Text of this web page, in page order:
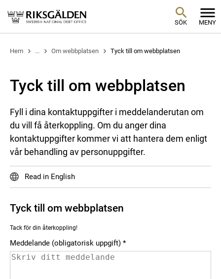
SÖK MENY
Hem ... Om webbplatsen Tyck till om webbplatsen
Tyck till om webbplatsen
Fyll i dina kontaktuppgifter i meddelanderutan om
du vill få återkoppling. Om du anger dina
kontaktuppgifter kommer vi att hantera dem enligt
vår behandling av personuppgifter.
Read in English
Tyck till om webbplatsen
Tack för din återkoppling!
Meddelande (obligatorisk uppgift)